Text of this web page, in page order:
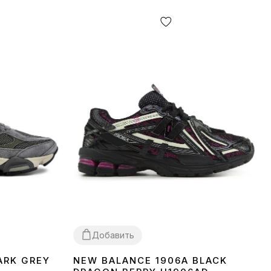
GREY
Добавить
3637 3839404142 4344 45
NEW BALANCE 1906A BLACK